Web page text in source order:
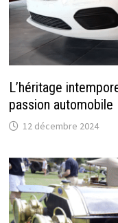
L’héritage
passion automobile
12 décembre 2024